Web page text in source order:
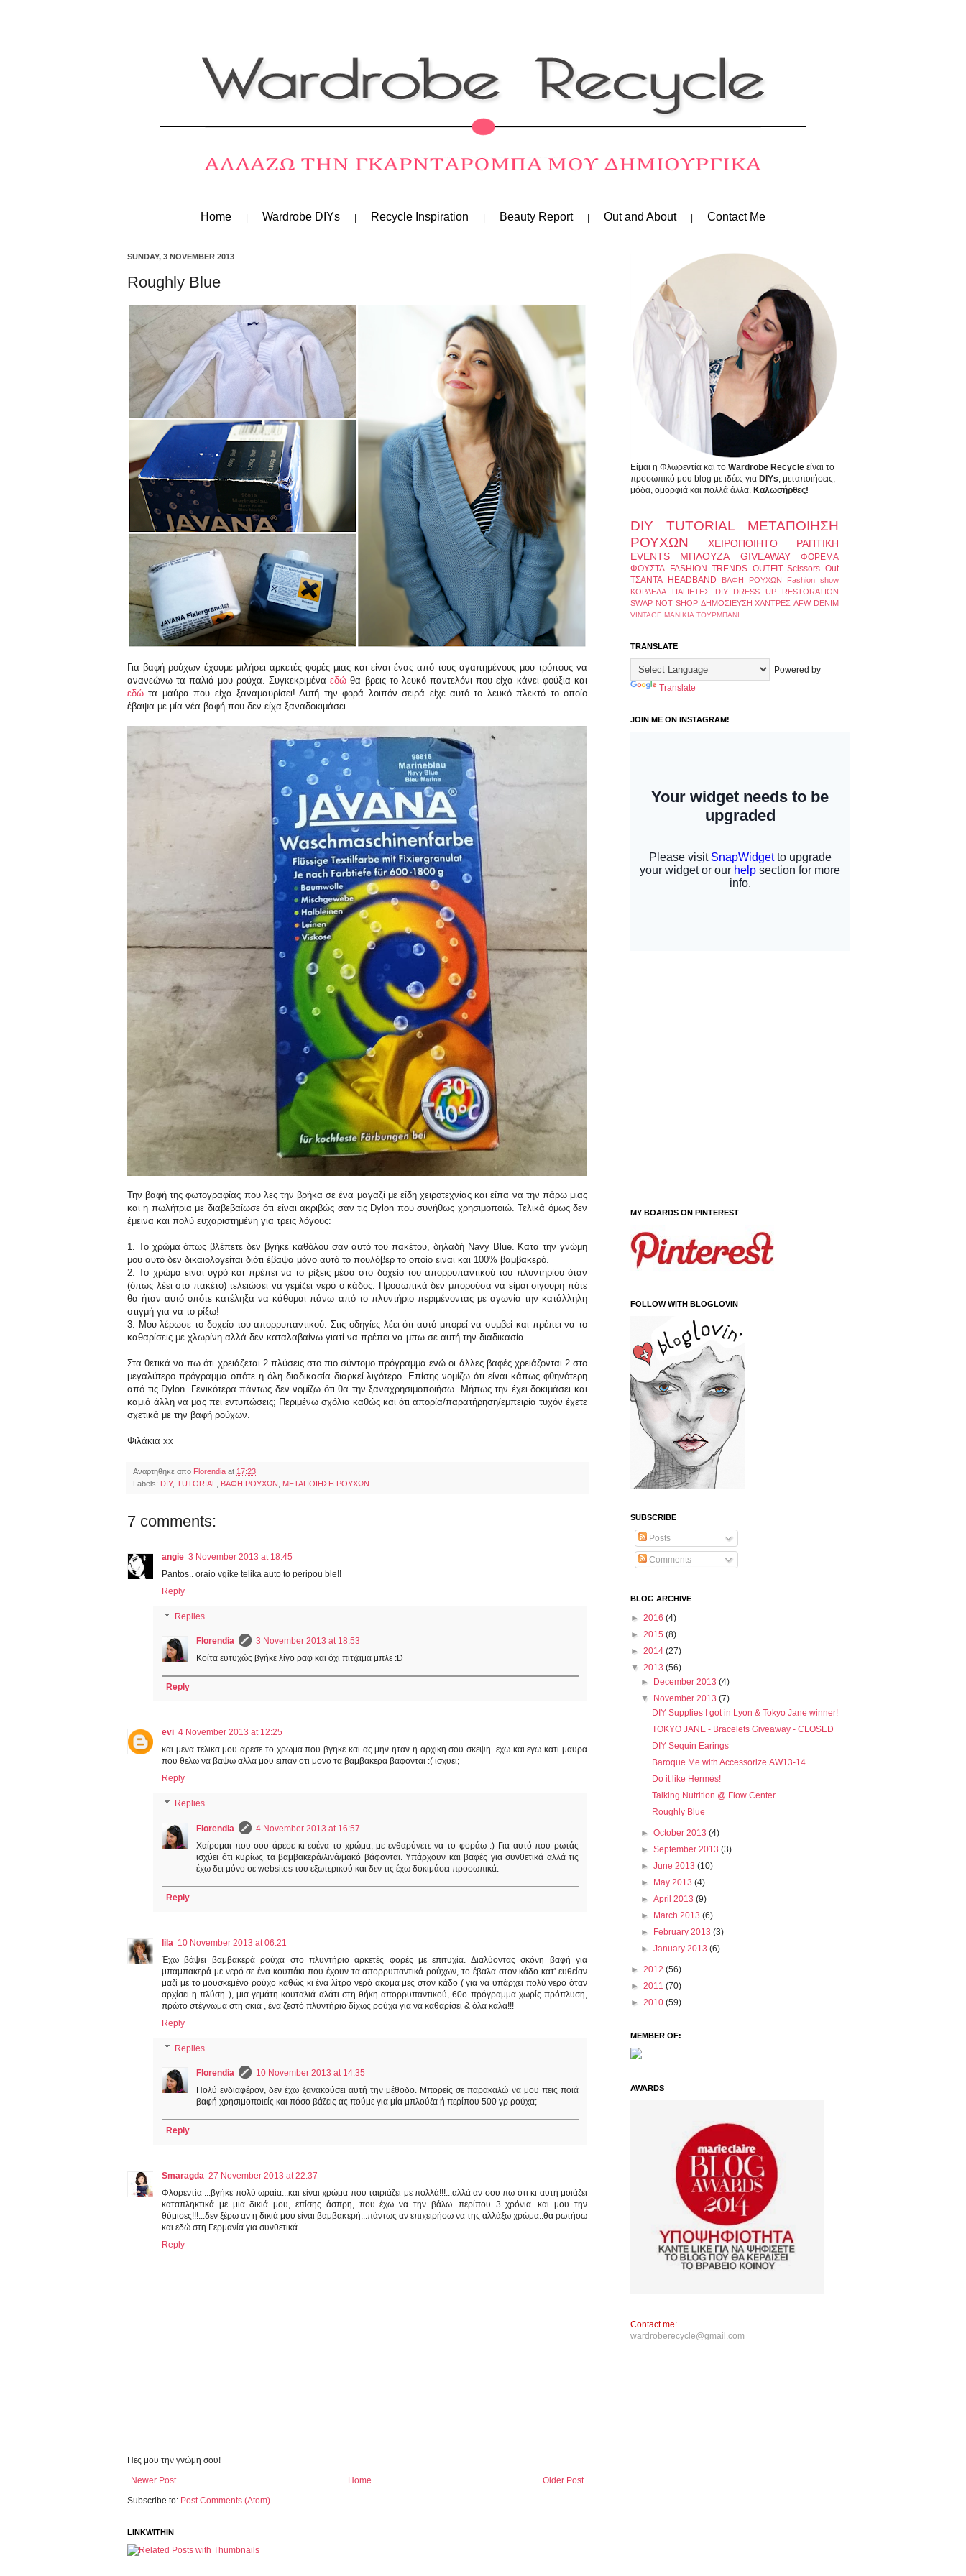
Home Wardrobe DIYs Recycle Inspiration Beauty Report Out and About Contact Me
SUNDAY, 3 NOVEMBER 2013
Roughly Blue
Για βαφή ρούχων έχουμε μιλήσει αρκετές φορές μιας και είναι ένας από τους αγαπημένους μου τρόπους να
ανανεώνω τα παλιά μου ρούχα. Συγκεκριμέναεδώ θα βρεις το λευκό παντελόνι που είχα κάνει φούξια και
εδώ τα μαύρα που είχα ξαναμαυρίσει! Αυτή την φορά λοιπόν σειρά είχε αυτό το λευκό πλεκτό το οποίο
έβαψα με μία νέα βαφή που δεν είχα ξαναδοκιμάσει.
Την βαφή της φωτογραφίας που λες την βρήκα σε ένα μαγαζί με είδη χειροτεχνίας και είπα να την πάρω μιας
και η πωλήτρια με διαβεβαίωσε ότι είναι ακριβώς σαν τις Dylon που συνήθως χρησιμοποιώ. Τελικά όμως δεν
έμεινα και πολύ ευχαριστημένη για τρεις λόγους:
1. Το χρώμα όπως βλέπετε δεν βγήκε καθόλου σαν αυτό του πακέτου, δηλαδή Navy Blue. Κατα την γνώμη
μου αυτό δεν δικαιολογείται διότι έβαψα μόνο αυτό το πουλόβερ το οποίο είναι και 100% βαμβακερό.
2. Το χρώμα είναι υγρό και πρέπει να το ρίξεις μέσα στο δοχείο του απορρυπαντικού του πλυντηρίου όταν
(όπως λέει στο πακέτο) τελειώσει να γεμίζει νερό ο κάδος. Προσωπικά δεν μπορούσα να είμαι σίγουρη πότε
θα ήταν αυτό οπότε κατέληξα να κάθομαι πάνω από το πλυντήριο περιμένοντας με αγωνία την κατάλληλη
στιγμή για να το ρίξω!
3. Μου λέρωσε το δοχείο του απορρυπαντικού. Στις οδηγίες λέει ότι αυτό μπορεί να συμβεί και πρέπει να το
καθαρίσεις με χλωρίνη αλλά δεν καταλαβαίνω γιατί να πρέπει να μπω σε αυτή την διαδικασία.
Στα θετικά να πω ότι χρειάζεται 2 πλύσεις στο πιο σύντομο πρόγραμμα ενώ οι άλλες βαφές χρειάζονται 2 στο
μεγαλύτερο πρόγραμμα οπότε η όλη διαδικασία διαρκεί λιγότερο. Επίσης νομίζω ότι είναι κάπως φθηνότερη
από τις Dylon. Γενικότερα πάντως δεν νομίζω ότι θα την ξαναχρησιμοποιήσω. Μήπως την έχει δοκιμάσει και
καμιά άλλη να μας πει εντυπώσεις; Περιμένω σχόλια καθώς και ότι απορία/παρατήρηση/εμπειρία τυχόν έχετε
σχετικά με την βαφή ρούχων.
Φιλάκια xx
Αναρτηθηκε απο Florendia at 17:23
Labels: DIY, TUTORIAL ΒΑΦΗ ΡΟΥΧΩΝ ΜΕΤΑΠΟΙΗΣΗ ΡΟΥΧΩΝ
7 comments:
angie 3 November 2013 at 18:45
Pantos.. oraio vgike telika auto to peripou ble!!
Reply
Replies
Florendia
3 November 2013 at 18:53
Κοίτα ευτυχώς βγήκε λίγο ραφ και όχι πιτζαμα μπλε :D
Reply
evi 4 November 2013 at 12:25
και μενα τελικα μου αρεσε το χρωμα που βγηκε και ας μην ηταν η αρχικη σου σκεψη. εχω και εγω κατι μαυρα
που θελω να βαψω αλλα μου ειπαν οτι μονο τα βαμβακερα βαφονται :( ισχυει;
Reply
Replies
Florendia
4 November 2013 at 16:57
Χαίρομαι που σου άρεσε κι εσένα το χρώμα, με ενθαρύνετε να το φοράω :) Για αυτό που ρωτάς
ισχύει ότι κυρίως τα βαμβακερά/λινά/μακό βάφονται. Υπάρχουν και βαφές για συνθετικά αλλά τις
έχω δει μόνο σε websites του εξωτερικού και δεν τις έχω δοκιμάσει προσωπικά.
Reply
lila 10 November 2013 at 06:21
Έχω βάψει βαμβακερά ρούχα στο πλυντήριο αρκετές φορές με επιτυχία. Διαλύοντας σκόνη βαφή για
μπαμπακερά με νερό σε ένα κουπάκι που έχουν τα απορρυπαντικά ρούχων, το έβαλα στον κάδο κατ' ευθείαν
μαζί με το μουσκεμένο ρούχο καθώς κι ένα λίτρο νερό ακόμα μες στον κάδο ( για να υπάρχει πολύ νερό όταν
αρχίσει η πλύση ), μια γεμάτη κουταλιά αλάτι στη θήκη απορρυπαντικού, 60ο πρόγραμμα χωρίς πρόπλυση,
πρώτο στέγνωμα στη σκιά , ένα ζεστό πλυντήριο δίχως ρούχα για να καθαρίσει & όλα καλά!!!
Reply
Replies
Florendia
10 November 2013 at 14:35
Πολύ ενδιαφέρον, δεν έχω ξανακούσει αυτή την μέθοδο. Μπορείς σε παρακαλώ να μου πεις ποιά
βαφή χρησιμοποιείς και πόσο βάζεις ας πούμε για μία μπλούζα ή περίπου 500 γρ ρούχα;
Reply
Smaragda 27 November 2013 at 22:37
Φλορεντία ...βγήκε πολύ ωραία...και είναι χρώμα που ταιριάζει με πολλά!!!...αλλά αν σου πω ότι κι αυτή μοιάζει
καταπληκτικά με μια δικιά μου, επίσης άσπρη, που έχω να την βάλω...περίπου 3 χρόνια...και μου την
θύμισες!!!...δεν ξέρω αν η δικιά μου είναι βαμβακερή...πάντως αν επιχειρήσω να της αλλάξω χρώμα..θα ρωτήσω
και εδώ στη Γερμανία για συνθετικά...
Reply
Πες μου την γνώμη σου!
Newer Post
Older Post
Home
Subscribe to: Post Comments (Atom)
LINKWITHIN
Είμαι η Φλωρεντία και το Wardrobe Recycle είναι το
προσωπικό μου blog με ιδέες για DIYs, μεταποιήσεις,
μόδα, ομορφιά και πολλά άλλα. Καλωσήρθες!
DIY TUTORIAL
ΜΕΤΑΠΟΙΗΣΗ
ΡΟΥΧΩΝ
ΧΕΙΡΟΠΟΙΗΤΟ
ΡΑΠΤΙΚΗ
EVENTS
ΜΠΛΟΥΖΑ GIVEAWAY
ΦΟΡΕΜΑ
ΦΟΥΣΤΑ
FASHION TRENDS OUTFIT Scissors Out
ΤΣΑΝΤΑ
HEADBAND ΒΑΦΗ ΡΟΥΧΩΝ
Fashion show
ΚΟΡΔΕΛΑ
ΠΑΓΙΕΤΕΣ DIY DRESS UP
RESTORATION
SWAP NOT SHOP ΔΗΜΟΣΙΕΥΣΗ ΧΑΝΤΡΕΣ AFW DENIM
VINTAGE ΜΑΝΙΚΙΑ ΤΟΥΡΜΠΑΝΙ
TRANSLATE
Powered by
Translate
JOIN ME ON INSTAGRAM!
MY BOARDS ON PINTEREST
FOLLOW WITH BLOGLOVIN
SUBSCRIBE
Posts
Comments
BLOG ARCHIVE
► 2016 (4)
► 2015 (8)
► 2014 (27)
▼ 2013 (56)
►
December 2013(4)
▼
November 2013(7)
DIY Supplies I got in Lyon & Tokyo Jane winner!
TOKYO JANE - Bracelets Giveaway - CLOSED
DIY Sequin Earings
Baroque Me with Accessorize ΑW13-14
Do it like Hermès!
Talking Nutrition @ Flow Center
Roughly Blue
►October 2013(4)
►September 2013(3)
►June 2013(10)
►
May 2013(4)
►April 2013(9)
►
March 2013(6)
►
February 2013(3)
►January 2013(6)
► 2012 (56)
► 2011 (70)
► 2010 (59)
MEMBER OF:
AWARDS
Contact me:
wardroberecycle@gmail.com